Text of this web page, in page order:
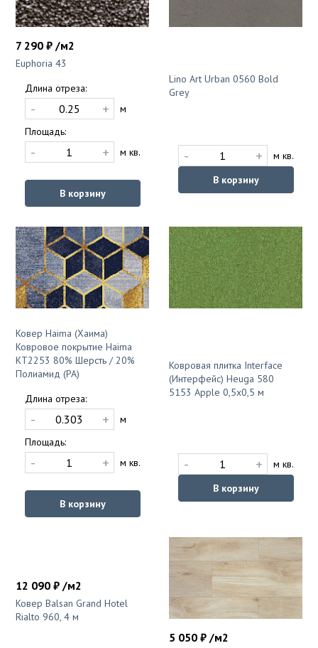
7 290 ₽ /м2
Euphoria 43
Длина отреза:
- +
м
Площадь:
- + м кв.
В корзину
Lino Art Urban 0560 Bold
Grey
- +
м кв.
В корзину
Ковер Haima (Хаима)
Ковровое покрытие Haima
KT2253 80% Шерсть / 20%
Полиамид (PA)
Длина отреза:
- +
м
Площадь:
- + м кв.
В корзину
Ковровая плитка Interface
(Интерфейс) Heuga 580
5153 Apple 0,5x0,5 м
- +
м кв.
В корзину
12 090 ₽ /м2
Ковер Balsan Grand Hotel
Rialto 960, 4 м
5 050 ₽ /м2